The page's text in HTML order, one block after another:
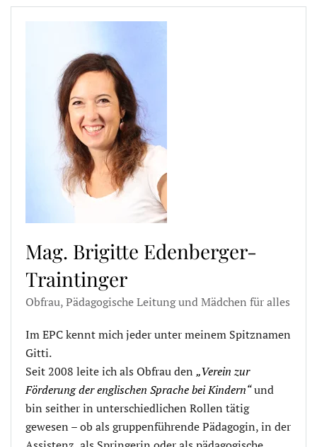
Mag. Brigitte Edenberger-
Traintinger
Obfrau, Pädagogische Leitung und Mädchen für alles
Im EPC kennt mich jeder unter meinem Spitznamen
Gitti.
Seit 2008 leite ich als Obfrau den „Verein zur
Förderung der englischen Sprache bei Kindern“und
bin seither in unterschiedlichen Rollen tätig
gewesen – ob als gruppenführende Pädagogin, in der